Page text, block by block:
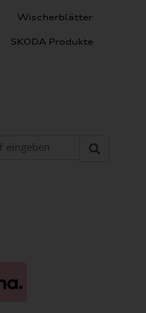
Wischerblätter
SKODA Produkte